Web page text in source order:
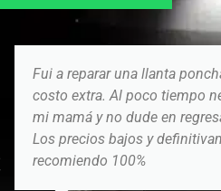
Fui a reparar una llanta
costo extra. Al poco tiempo
mi mamá y no dude en
Los precios bajos y
recomiendo 100%